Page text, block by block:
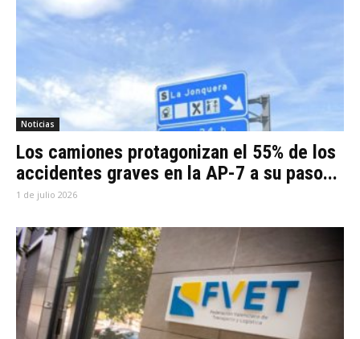
Noticias
Los camiones protagonizan el 55% de los
accidentes graves en la AP-7 a su paso...
1 de julio 2026